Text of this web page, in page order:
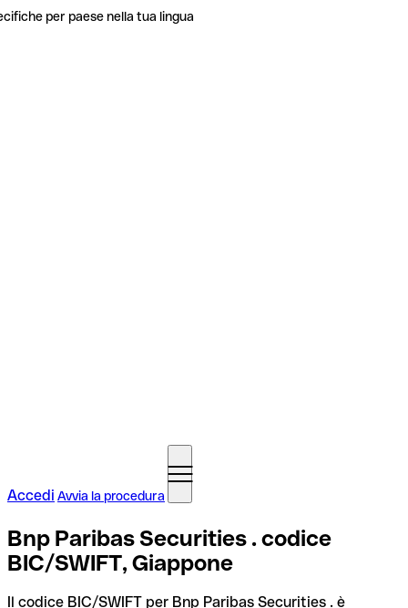
per paese nella tua lingua
Accedi Avvia la procedura
Bnp Paribas Securities . codice
BIC/SWIFT, Giappone
Il codice BIC/SWIFT per Bnp Paribas Securities . è